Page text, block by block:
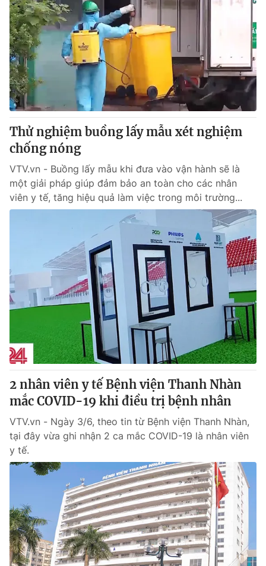
Thử nghiệm buồng lấy mẫu xét nghiệm
chống nóng
VTV.vn - Buồng lấy mẫu khi đưa vào vận hành sẽ là
một giải pháp giúp đảm bảo an toàn cho các nhân
viên y tế, tăng hiệu quả làm việc trong môi trường...
2 nhân viên y tế Bệnh viện Thanh Nhàn
mắc COVID-19 khi điều trị bệnh nhân
VTV.vn - Ngày 3/6, theo tin từ Bệnh viện Thanh Nhàn,
tại đây vừa ghi nhận 2 ca mắc COVID-19 là nhân viên
y tế.